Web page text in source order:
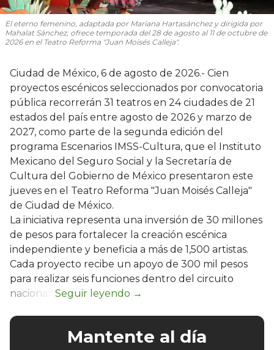
El eterno femenino , adaptada por Mariana Hartasánchez y dirigida por
Mahalat Sánchez, ofrece temporada del 28 de agosto al 11 de octubre de
2026 en el Teatro Reforma "Juan Moisés Calleja".
Ciudad de México, 6 de agosto de 2026.- Cien
proyectos escénicos seleccionados por convocatoria
pública recorrerán 31 teatros en 24 ciudades de 21
estados del país entre agosto de 2026 y marzo de
2027, como parte de la segunda edición del
programa Escenarios IMSS-Cultura, que el Instituto
Mexicano del Seguro Social y la Secretaría de
Cultura del Gobierno de México presentaron este
jueves en el Teatro Reforma "Juan Moisés Calleja"
de Ciudad de México.
La iniciativa representa una inversión de 30 millones
de pesos para fortalecer la creación escénica
independiente y beneficia a más de 1,500 artistas.
Cada proyecto recibe un apoyo de 300 mil pesos
para realizar seis funciones dentro del circuito
nacional.
Mantente al día